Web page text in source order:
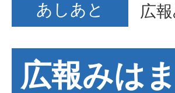
あしあと 広
広報みはま